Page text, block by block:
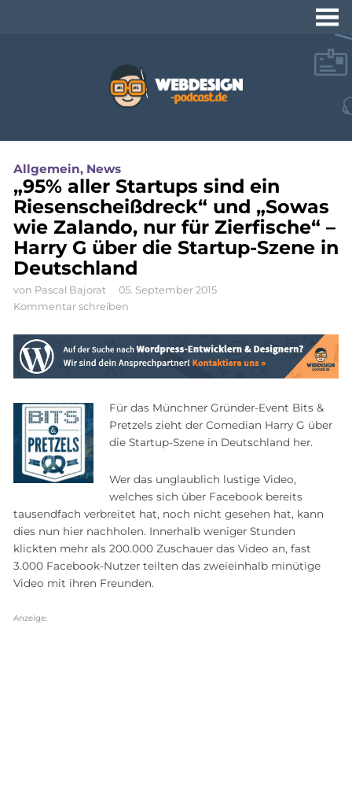
Workshops zu
Webdesign und
Programmierung
Allgemein, News
„95% aller Startups sind ein
Riesenscheißdreck“ und „Sowas
wie Zalando, nur für Zierfische“ –
Harry G über die Startup-Szene in
Deutschland
von Pascal Bajorat
05. September 2015
Kommentar schreiben
Für das Münchner Gründer-Event Bits &
Pretzels zieht der Comedian Harry G über
die Startup-Szene in Deutschland her.
Wer das unglaublich lustige Video,
welches sich über Facebook bereits
tausendfach verbreitet hat, noch nicht gesehen hat, kann
dies nun hier nachholen. Innerhalb weniger Stunden
klickten mehr als 200.000 Zuschauer das Video an, fast
3.000 Facebook-Nutzer teilten das zweieinhalb minütige
Video mit ihren Freunden.
Anzeige: